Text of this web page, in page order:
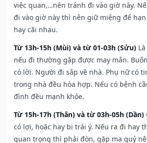
việc quan,…nên tránh đi vào giờ này.
đi vào giờ này thì nên giữ miệng để hạn
hay cãi nhau.
Từ 13h-15h (Mùi) và từ 01-03h (Sửu)
nếu đi thường gặp được may mắn.
có lời. Người đi sắp về nhà. Phụ nữ có
trong nhà đều hòa hợp. Nếu có bệnh
đình đều mạnh khỏe.
Từ 15h-17h (Thân) và từ 03h-05h (Dần)
có lợi, hoặc hay bị trái ý. Nếu ra đi hay
quan trọng thì phải đòn, gặp ma quỷ